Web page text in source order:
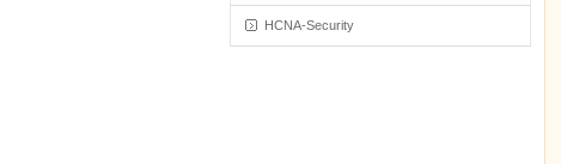
HCNA-Security